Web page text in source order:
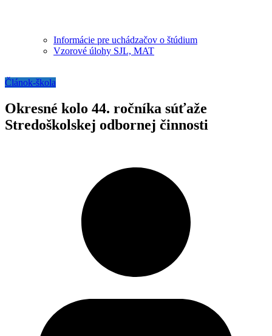
Informácie pre uchádzačov o štúdium
Vzorové úlohy SJL, MAT
Článok-škola
Okresné kolo 44. ročníka súťaže
Stredoškolskej odbornej činnosti